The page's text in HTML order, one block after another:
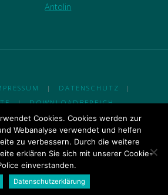
Antolin
| DATENSCHUTZ
|
| DOWNLOADBEREICH
Am Johannisland
vonFluida&WordPress.
Cookies. Cookies werden zur
Webanalyse verwendet und helfen
zu verbessern. Durch die weitere
erklären Sie sich mit unserer Cookie-
einverstanden.
Datenschutzerklärung